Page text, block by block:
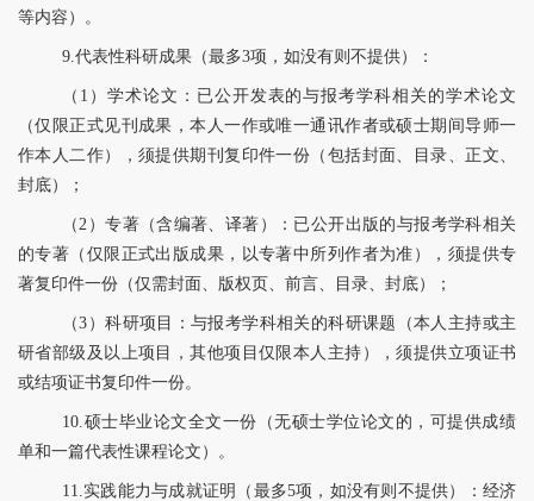
等内容）。
9.代表性科研成果（最多3项，如没有则不提供）：
（1） 学术论文：已公开发表的与报考学科相关的学术论文
（仅限正式见刊成果，本人一作或唯一通讯作者或硕士期间导师一
作本人二作），须提供期刊复印件一份（包括封面、目录、正文、
封底）；
（2）专著（含编著 译著）：已公开出版的与报考学科相关
的专著（仅限正式出版成果，以专著中所列作者为准），须提供专
著复印件一份（仅需封面、版权页、前言、目录、封底）；
（3）科研项目：与报考学科相关的科研课题（本人主持或主
研省部级及以上项目，其他项目仅限本人主持），须提供立项证书
或结项证书复印件一份。
10.硕士毕业论文全文一份（无硕士学位论文的，可提供成绩
单和一篇代表性课程论文）。
11.实践能力与成就证明（最多5项，如没有则不提供）：经济